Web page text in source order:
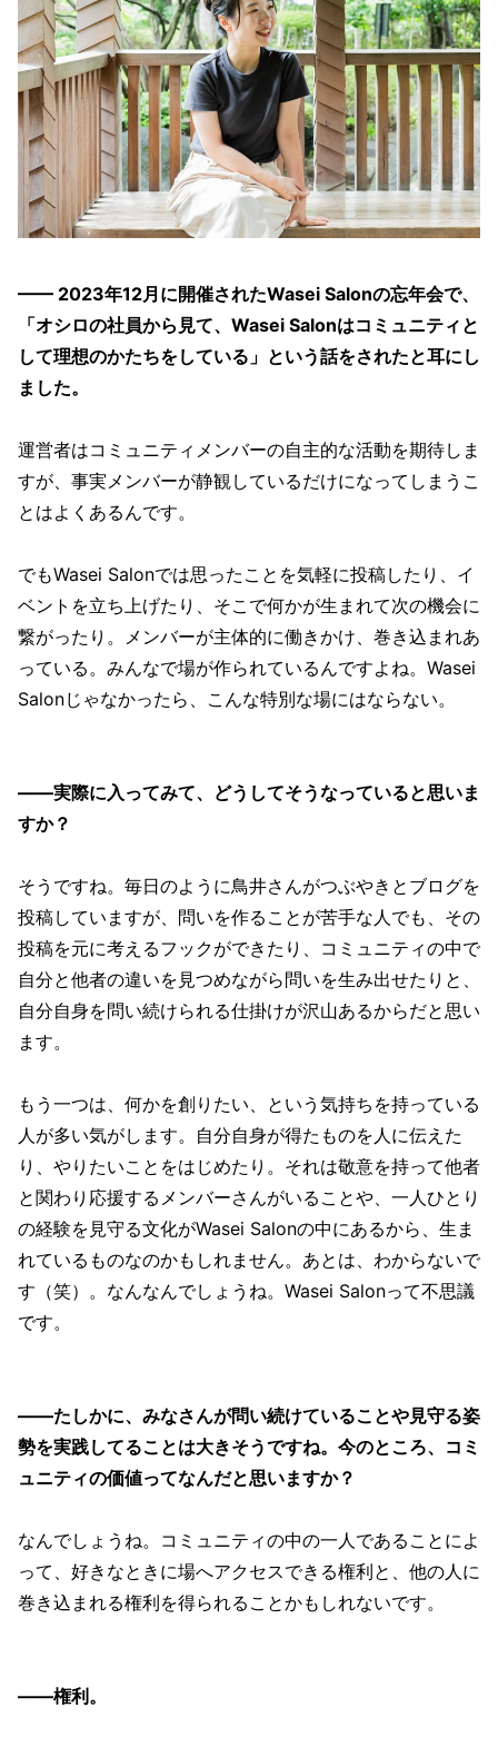
—— 2023年12月に開催されたWasei Salonの忘年会で、
「オシロの社員から見て、Wasei Salonはコミュニティと
して理想のかたちをしている」という話をされたと耳にし
ました。
運営者はコミュニティメンバーの自主的な活動を期待しま
すが、事実メンバーが静観しているだけになってしまうこ
とはよくあるんです。
でもWasei Salonでは思ったことを気軽に投稿したり、イ
ベントを立ち上げたり、そこで何かが生まれて次の機会に
繋がったり。メンバーが主体的に働きかけ、巻き込まれあ
っている。みんなで場が作られているんですよね。Wasei
Salonじゃなかったら、こんな特別な場にはならない。
——実際に入ってみて、どうしてそうなっていると思いま
すか？
そうですね。毎日のように鳥井さんがつぶやきとブログを
投稿していますが、問いを作ることが苦手な人でも、その
投稿を元に考えるフックができたり、コミュニティの中で
自分と他者の違いを見つめながら問いを生み出せたりと、
自分自身を問い続けられる仕掛けが沢山あるからだと思い
ます。
もう一つは、何かを創りたい、という気持ちを持っている
人が多い気がします。自分自身が得たものを人に伝えた
り、やりたいことをはじめたり。それは敬意を持って他者
と関わり応援するメンバーさんがいることや、一人ひとり
の経験を見守る文化がWasei Salonの中にあるから、生ま
れているものなのかもしれません。あとは、わからないで
す（笑）。なんなんでしょうね。Wasei Salonって不思議
です。
——たしかに、みなさんが問い続けていることや見守る姿
勢を実践してることは大きそうですね。今のところ、コミ
ュニティの価値ってなんだと思いますか？
なんでしょうね。コミュニティの中の一人であることによ
って、好きなときに場へアクセスできる権利と、他の人に
巻き込まれる権利を得られることかもしれないです。
——権利。